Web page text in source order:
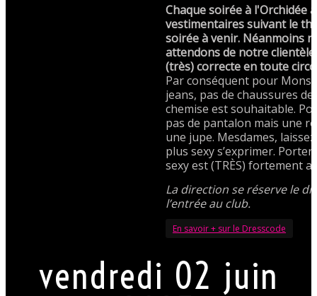
Chaque soirée à l'Orchidée
vestimentaires suivant le
soirée à venir. Néanmoins
attendons de notre
(très) correcte en toute
Par conséquent pour
jeans, pas de chaussures
chemise est souhaitable.
pas de pantalon mais une
une jupe. Mesdames,
plus sexy s’exprimer.
sexy est (TRÈS) fortement
La direction se réserve le
l’entrée au club.
En savoir + sur le Dresscode
vendredi 02 juin